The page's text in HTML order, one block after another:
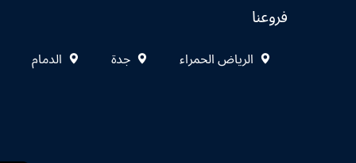
فروعنا
الرياض الحمراء جدة الدمام